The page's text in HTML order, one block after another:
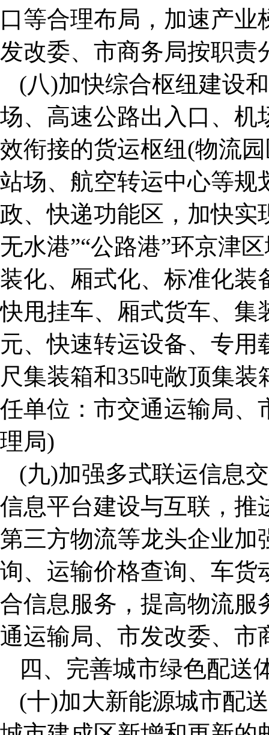
口等合理布局，加速产
发改委、市商务局按职责
(八)加快综合枢纽建设
场、高速公路出入口、机
效衔接的货运枢纽(物流
站场、航空转运中心等规
政、快递功能区，加快实
无水港”“公路港”环京津
装化、厢式化、标准化装
快甩挂车、厢式货车、集
元、快速转运设备、专用
尺集装箱和35吨敞顶集
任单位：市交通运输局、
理局)
(九)加强多式联运信息
信息平台建设与互联，推
第三方物流等龙头企业加
询、运输价格查询、车货
合信息服务，提高物流服
通运输局、市发改委、市
四、完善城市绿色配送
(十)加大新能源城市配